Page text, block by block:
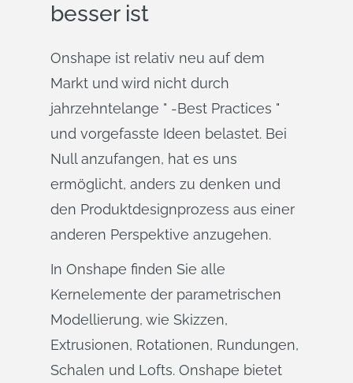
besser ist
Onshape ist relativ neu auf dem
Markt und wird nicht durch
jahrzehntelange " -Best Practices "
und vorgefasste Ideen belastet. Bei
Null anzufangen, hat es uns
ermöglicht, anders zu denken und
den Produktdesignprozess aus einer
anderen Perspektive anzugehen.
In Onshape finden Sie alle
Kernelemente der parametrischen
Modellierung, wie Skizzen,
Extrusionen, Rotationen, Rundungen,
Schalen und Lofts. Onshape bietet